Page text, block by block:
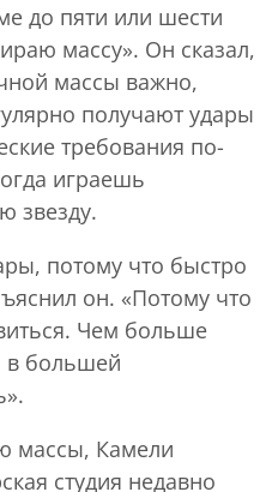
до пяти или шести
массу». Он сказал,
массы важно,
получают удары
требования по-
играешь
звезду.
потому что быстро
он. «Потому что
Чем больше
в большей
массы, Камели
студия недавно